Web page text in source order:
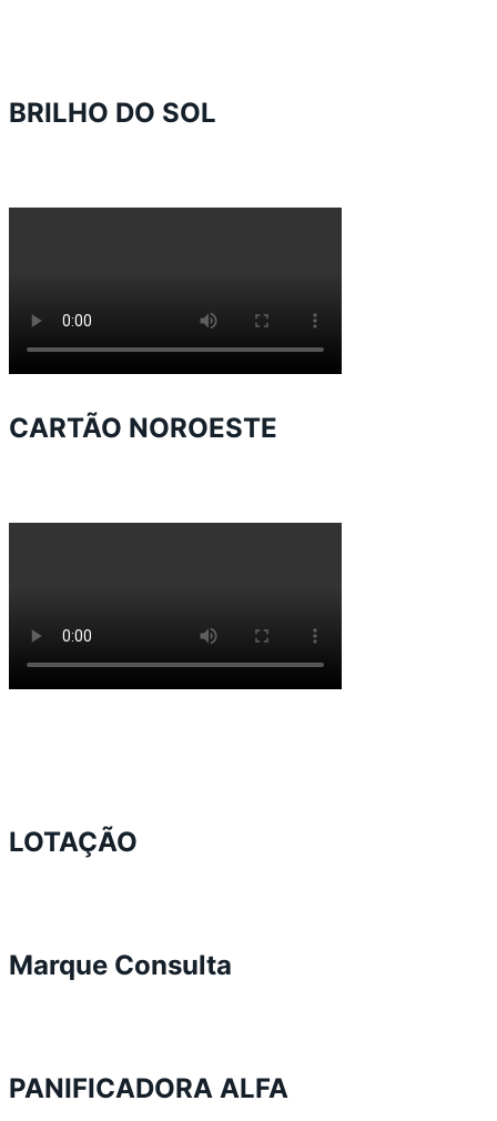
BRILHO DO SOL
CARTÃO NOROESTE
LOTAÇÃO
Marque Consulta
PANIFICADORA ALFA